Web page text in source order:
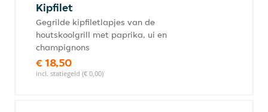
Kipfilet
Gegrilde kipfiletlapjes van de
houtskoolgrill met paprika, ui en
champignons
€ 18,50
incl. statiegeld (€ 0,00)